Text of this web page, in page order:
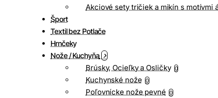
Akciové sety tričiek a mikín s motívmi
Šport
Textil bez Potlače
Hrnčeky
Nože / Kuchyňa
Brúsky, Ocieľky a Osličky 0
Kuchynské nože 0
Poľovnícke nože pevné 0